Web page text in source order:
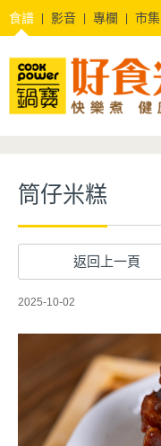
食譜 影音 專欄
市集
筒仔米糕
返回上一頁
2025-10-02